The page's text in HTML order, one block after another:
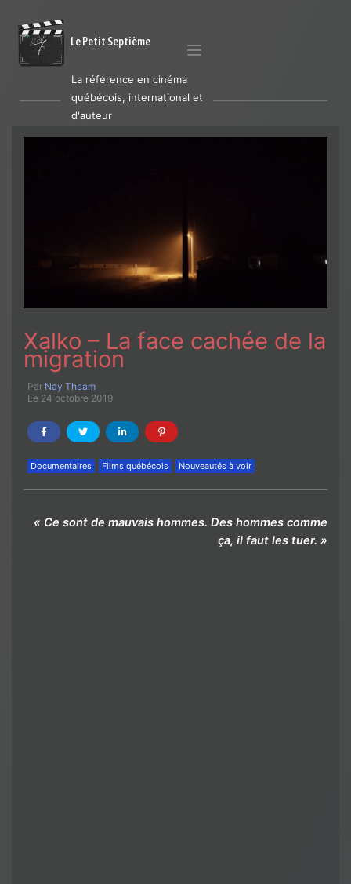
Le Petit Septième
La référence en cinéma
québécois, international et
d'auteur
Xalko – La face cachée de la
migration
Par Nay Theam
Le 24 octobre 2019
Documentaires Films québécois Nouveautés à voir
« Ce sont de mauvais hommes. Des hommes comme
ça, il faut les tuer. »